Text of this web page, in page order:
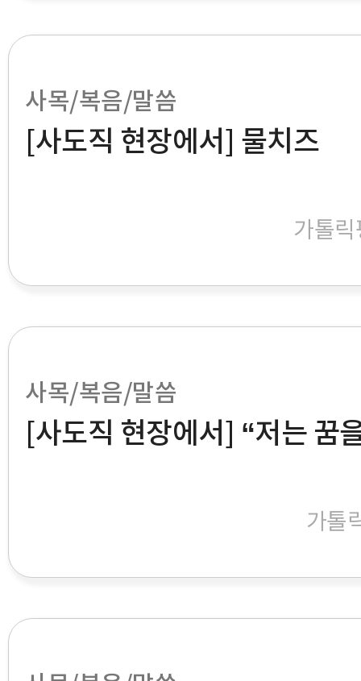
사목/복음/말씀
[사도직 현장에서] 물치즈
가톨
사목/복음/말씀
[사도직 현장에서] “저는 꿈
가톨